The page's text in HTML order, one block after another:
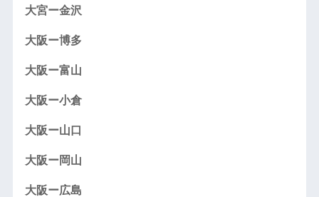
大宮ー金沢
大阪ー博多
大阪ー富山
大阪ー小倉
大阪ー山口
大阪ー岡山
大阪ー広島